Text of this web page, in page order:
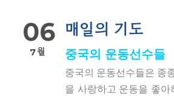
06
7월
매일의 기도
중국의 운동선수들
중국의 운동선수들은 종
을 사랑하고 운동을 좋